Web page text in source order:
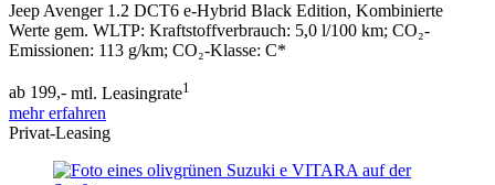
Jeep Avenger 1.2 DCT6 e-Hybrid Black Edition, Kombinierte
Werte gem. WLTP: Kraftstoffverbrauch: 5,0 l/100 km; CO₂-
Emissionen: 113 g/km; CO₂-Klasse: C*
ab 199,- mtl. Leasingrate1
mehr erfahren
Privat-Leasing